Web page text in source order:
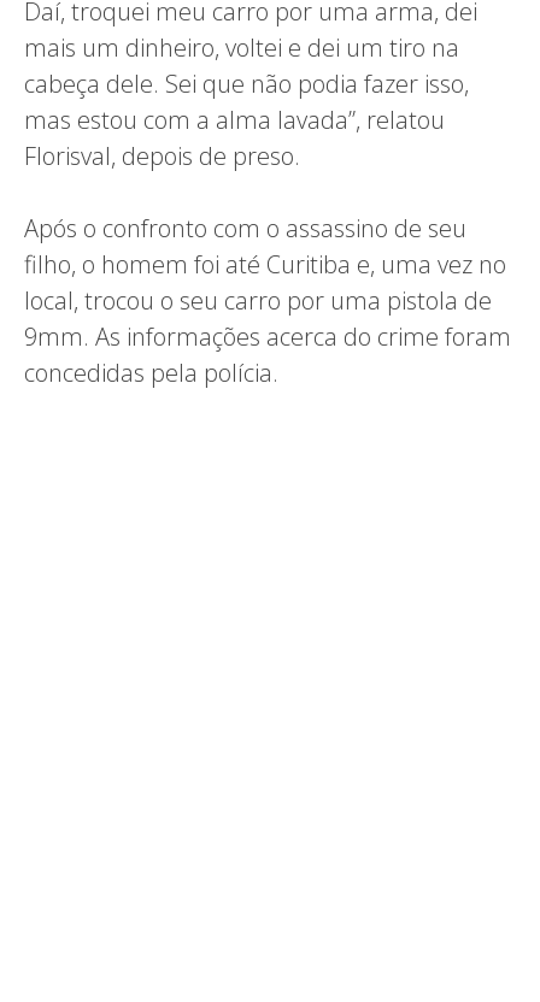
Daí, troquei meu carro por uma arma, dei
mais um dinheiro, voltei e dei um tiro na
cabeça dele. Sei que não podia fazer isso,
mas estou com a alma lavada”, relatou
Florisval, depois de preso.
Após o confronto com o assassino de seu
filho, o homem foi até Curitiba e, uma vez no
local, trocou o seu carro por uma pistola de
9mm. As informações acerca do crime foram
concedidas pela polícia.